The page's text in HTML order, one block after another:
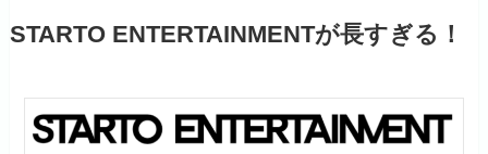
STARTO ENTERTAINMENTが長すぎる！